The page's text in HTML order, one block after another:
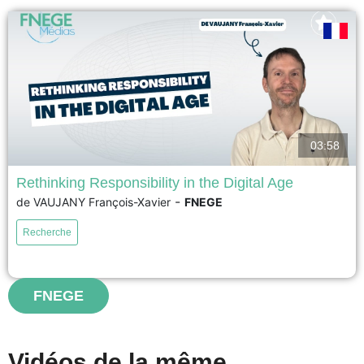
voir
17ème Prix académique de la recherche en management – Prix Syntec
Conseil 2026 – Meilleur article de recherche en management Face à la
complexité croissante des organisations, du numérique et de l’intelligence
03:58
Rethinking Responsibility in the Digital Age
de VAUJANY François-Xavier - FNEGE
Recherche
FNEGE